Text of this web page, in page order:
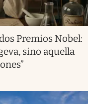
Premios Nobel:
sino aquella